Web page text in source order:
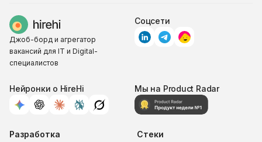
Джоб-борд и агрегатор
вакансий для IT и Digital-
специалистов
Соцсети
Нейронки о HireHi Мы на Product Radar
Разработка Стеки